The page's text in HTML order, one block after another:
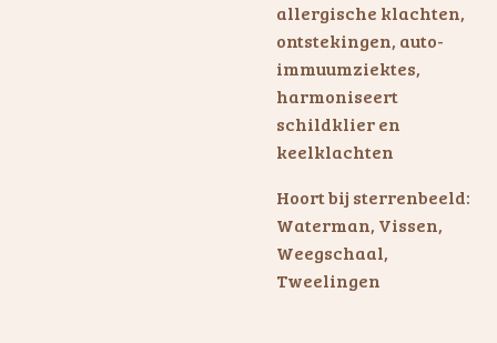
allergische klachten,
ontstekingen, auto-
immuumziektes,
harmoniseert
schildklier en
keelklachten
Hoort bij sterrenbeeld:
Waterman, Vissen,
Weegschaal,
Tweelingen